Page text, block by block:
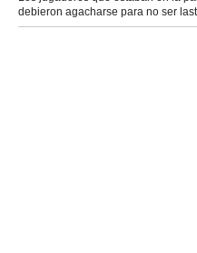
debieron agacharse para no ser